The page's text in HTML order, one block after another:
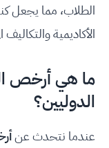
الطلاب، مما يجعل
الأكاديمية والتكاليف
ما هي أرخص
الدوليين؟
عندما نتحدث عن